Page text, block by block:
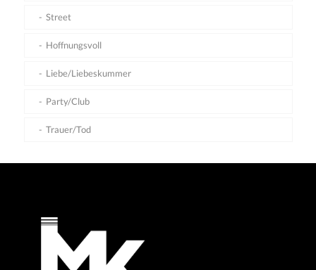
Street
Hoffnungsvoll
Liebe/Liebeskummer
Party/Club
Trauer/Tod